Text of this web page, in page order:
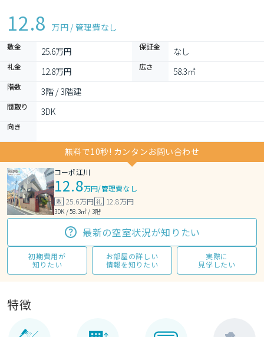
12.8 万円 / 管理費なし
敷金 25.6万円 保証金 なし
礼金 12.8万円 広さ 58.3㎡
階数 3階 / 3階建
間取り 3DK
向き
無料で10秒! カンタンお問い合わせ
コーポ江川
12.8万円/管理費なし
敷 25.6万円 礼 12.8万円
3DK / 58.3㎡ / 3階
最新の空室状況が知りたい
初期費用が
知りたい
お部屋の詳しい
情報を知りたい
実際に
見学したい
特徴